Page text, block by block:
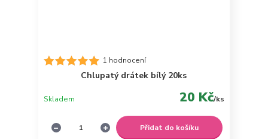
1 hodnocení
Chlupatý drátek bílý 20ks
20 Kč/ks
Skladem
Přidat do košíku